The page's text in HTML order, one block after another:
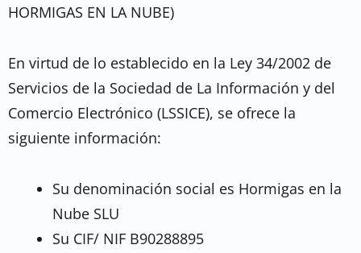
HORMIGAS EN LA NUBE)
En virtud de lo establecido en la Ley 34/2002 de
Servicios de la Sociedad de La Información y del
Comercio Electrónico (LSSICE), se ofrece la
siguiente información:
Su denominación social es Hormigas en la
Nube SLU
Su CIF/ NIF B90288895